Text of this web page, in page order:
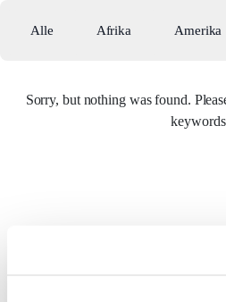
Alle Afrika Amerika
Sorry, but nothing was found.